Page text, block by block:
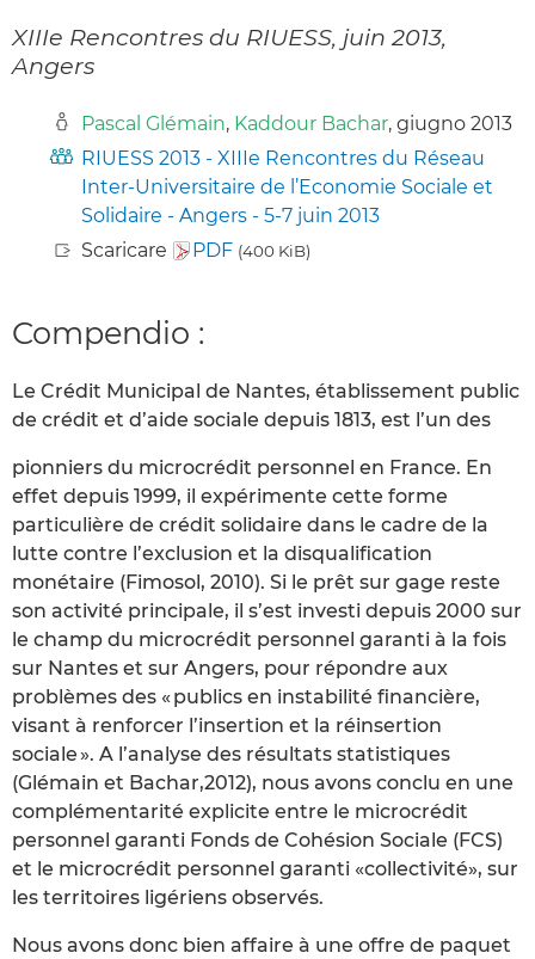
XIIIe Rencontres du RIUESS, juin 2013,
Angers
Pascal Glémain, Kaddour Bachar, giugno 2013
RIUESS 2013 - XIIIe Rencontres du Réseau
Inter-Universitaire de l’Economie Sociale et
Solidaire - Angers - 5-7 juin 2013
Scaricare
PDF (400 KiB)
Compendio :
Le Crédit Municipal de Nantes, établissement public
de crédit et d’aide sociale depuis 1813, est l’un des
pionniers du microcrédit personnel en France. En
effet depuis 1999, il expérimente cette forme
particulière de crédit solidaire dans le cadre de la
lutte contre l’exclusion et la disqualification
monétaire (Fimosol, 2010). Si le prêt sur gage reste
son activité principale, il s’est investi depuis 2000 sur
le champ du microcrédit personnel garanti à la fois
sur Nantes et sur Angers, pour répondre aux
problèmes des « publics en instabilité financière,
visant à renforcer l’insertion et la réinsertion
sociale ». A l’analyse des résultats statistiques
(Glémain et Bachar,2012), nous avons conclu en une
complémentarité explicite entre le microcrédit
personnel garanti Fonds de Cohésion Sociale (FCS)
et le microcrédit personnel garanti «collectivité», sur
les territoires ligériens observés.
Nous avons donc bien affaire à une offre de paquet